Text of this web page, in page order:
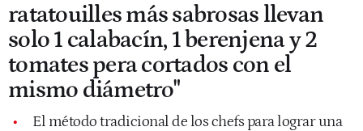
ratatouilles más sabrosas llevan
solo 1 calabacín, 1 berenjena y 2
tomates pera cortados con el
mismo diámetro"
El método tradicional de los chefs para lograr una